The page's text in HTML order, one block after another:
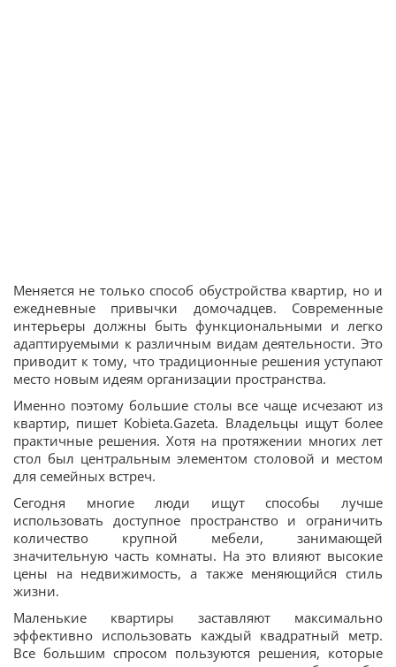
Меняется не только способ обустройства квартир, но и
ежедневные привычки домочадцев. Современные
интерьеры должны быть функциональными и легко
адаптируемыми к различным видам деятельности. Это
приводит к тому, что традиционные решения уступают
место новым идеям организации пространства.
Именно поэтому большие столы все чаще исчезают из
квартир, пишет Kobieta.Gazeta. Владельцы ищут более
практичные решения. Хотя на протяжении многих лет
стол был центральным элементом столовой и местом
для семейных встреч.
Сегодня многие люди ищут способы лучше
использовать доступное пространство и ограничить
количество крупной мебели, занимающей
значительную часть комнаты. На это влияют высокие
цены на недвижимость, а также меняющийся стиль
жизни.
Маленькие квартиры заставляют максимально
эффективно использовать каждый квадратный метр.
Все большим спросом пользуются решения, которые